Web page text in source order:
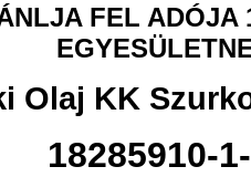
FEL ADÓJA
Olaj KK
18285910-